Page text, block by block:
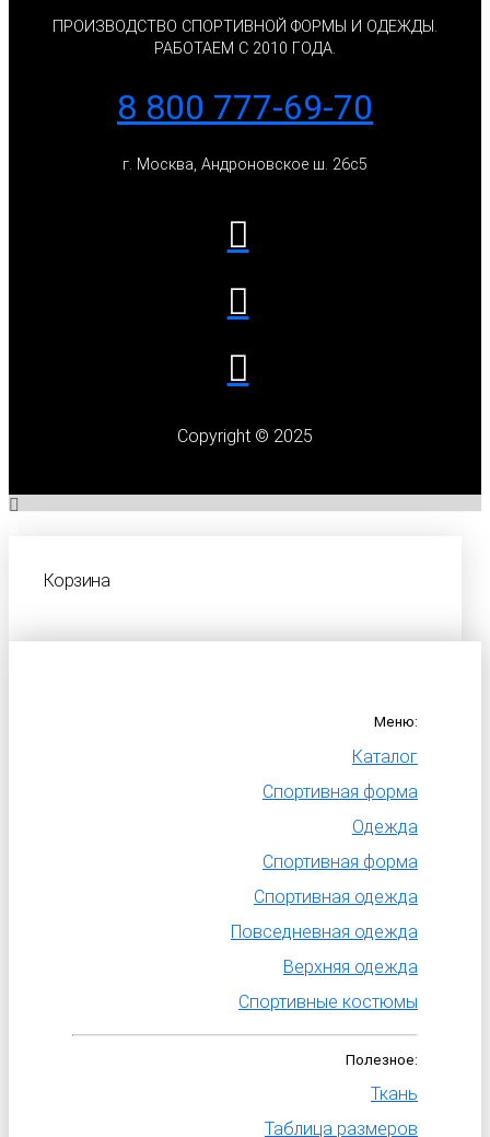
ПРОИЗВОДСТВО СПОРТИВНОЙ ФОРМЫ И ОДЕЖДЫ.
РАБОТАЕМ С 2010 ГОДА.
8 800 777-69-70
г. Москва, Андроновское ш. 26с5
Copyright © 2025
Корзина
Меню:
Каталог
Спортивная форма
Одежда
Спортивная форма
Спортивная одежда
Повседневная одежда
Верхняя одежда
Спортивные костюмы
Полезное:
Ткань
Таблица размеров